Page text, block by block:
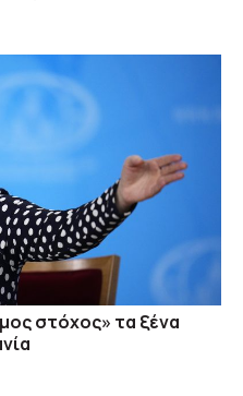
στόχος» τα ξένα